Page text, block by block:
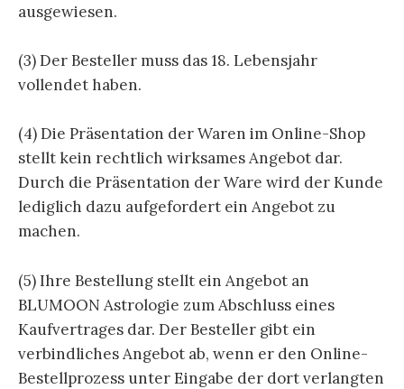
ausgewiesen.
(3) Der Besteller muss das 18. Lebensjahr
vollendet haben.
(4) Die Präsentation der Waren im Online-Shop
stellt kein rechtlich wirksames Angebot dar.
Durch die Präsentation der Ware wird der Kunde
lediglich dazu aufgefordert ein Angebot zu
machen.
(5) Ihre Bestellung stellt ein Angebot an
BLUMOON Astrologie zum Abschluss eines
Kaufvertrages dar. Der Besteller gibt ein
verbindliches Angebot ab, wenn er den Online-
Bestellprozess unter Eingabe der dort verlangten